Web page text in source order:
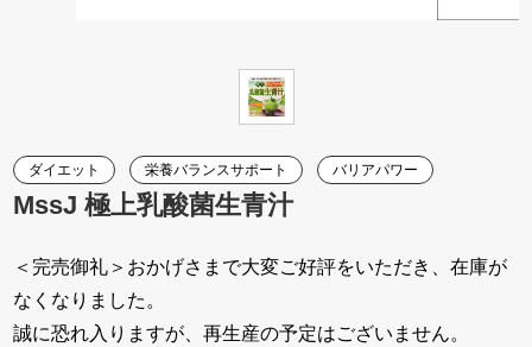
ダイエット 栄養バランスサポート バリアパワー
MssJ 極上乳酸菌生青汁
＜完売御礼＞おかげさまで大変ご好評をいただき、在庫が
なくなりました。
誠に恐れ入りますが、再生産の予定はございません。